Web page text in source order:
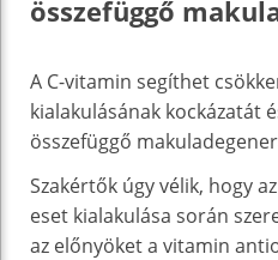
összefüggő
A C-vitamin segíthet
kialakulásának kockázatát
összefüggő
Szakértők úgy vélik, hogy
eset kialakulása során
az előnyöket a vitamin